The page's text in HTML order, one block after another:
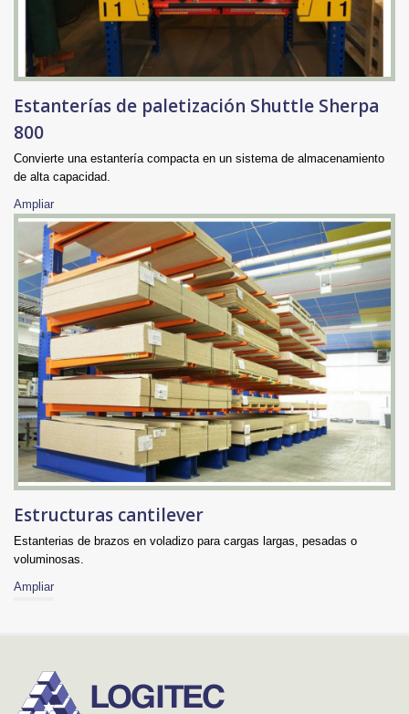
Estanterías de paletización Shuttle Sherpa
800
Convierte una estantería compacta en un sistema de almacenamiento
de alta capacidad.
Ampliar
Estructuras cantilever
Estanterias de brazos en voladizo para cargas largas, pesadas o
voluminosas.
Ampliar